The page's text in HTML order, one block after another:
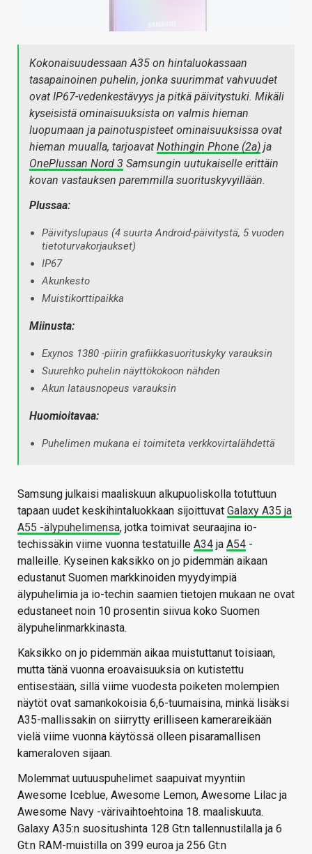
Kokonaisuudessaan A35 on hintaluokassaan
tasapainoinen puhelin, jonka suurimmat vahvuudet
ovat IP67-vedenkestävyys ja pitkä päivitystuki. Mikäli
kyseisistä ominaisuuksista on valmis hieman
luopumaan ja painotuspisteet ominaisuuksissa ovat
hieman muualla, tarjoavat Nothingin Phone (2a) ja
OnePlussan Nord 3 Samsungin uutukaiselle erittäin
kovan vastauksen paremmilla suorituskyvyillään.
Plussaa:
Päivityslupaus (4 suurta Android-päivitystä, 5 vuoden
tietoturvakorjaukset)
IP67
Akunkesto
Muistikorttipaikka
Miinusta:
Exynos 1380 -piirin grafiikkasuorituskyky varauksin
Suurehko puhelin näyttökokoon nähden
Akun latausnopeus varauksin
Huomioitavaa:
Puhelimen mukana ei toimiteta verkkovirtalähdettä
Samsung julkaisi maaliskuun alkupuoliskolla totuttuun
tapaan uudet keskihintaluokkaan sijoittuvat Galaxy A35 ja
A55 -älypuhelimensa, jotka toimivat seuraajina io-
techissäkin viime vuonna testatuille A34 ja A54 -
malleille. Kyseinen kaksikko on jo pidemmän aikaan
edustanut Suomen markkinoiden myydyimpiä
älypuhelimia ja io-techin saamien tietojen mukaan ne ovat
edustaneet noin 10 prosentin siivua koko Suomen
älypuhelinmarkkinasta.
Kaksikko on jo pidemmän aikaa muistuttanut toisiaan,
mutta tänä vuonna eroavaisuuksia on kutistettu
entisestään, sillä viime vuodesta poiketen molempien
näytöt ovat samankokoisia 6,6-tuumaisina, minkä lisäksi
A35-mallissakin on siirrytty erilliseen kamerareikään
vielä viime vuonna käytössä olleen pisaramallisen
kameraloven sijaan.
Molemmat uutuuspuhelimet saapuivat myyntiin
Awesome Iceblue, Awesome Lemon, Awesome Lilac ja
Awesome Navy -värivaihtoehtoina 18. maaliskuuta.
Galaxy A35:n suositushinta 128 Gt:n tallennustilalla ja 6
Gt:n RAM-muistilla on 399 euroa ja 256 Gt:n